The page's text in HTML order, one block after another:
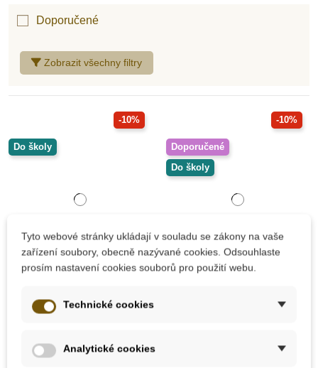
Zobrazit všechny filtry
Doporučené
-10%
Do školy
Sentosphere Vůně
-10%
Doporučené
Do školy
Tyto webové stránky ukládají v souladu se zákony na vaše
zařízení soubory, obecně nazývané cookies. Odsouhlaste
prosím nastavení cookies souborů pro použití webu.
Technické cookies
Analytické cookies